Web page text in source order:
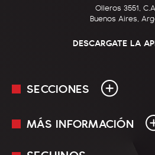
Olleros 3551,
Buenos Aires,
DESCARGATE LA
SECCIONES
En Vivo
MÁS INFORMACIÓN